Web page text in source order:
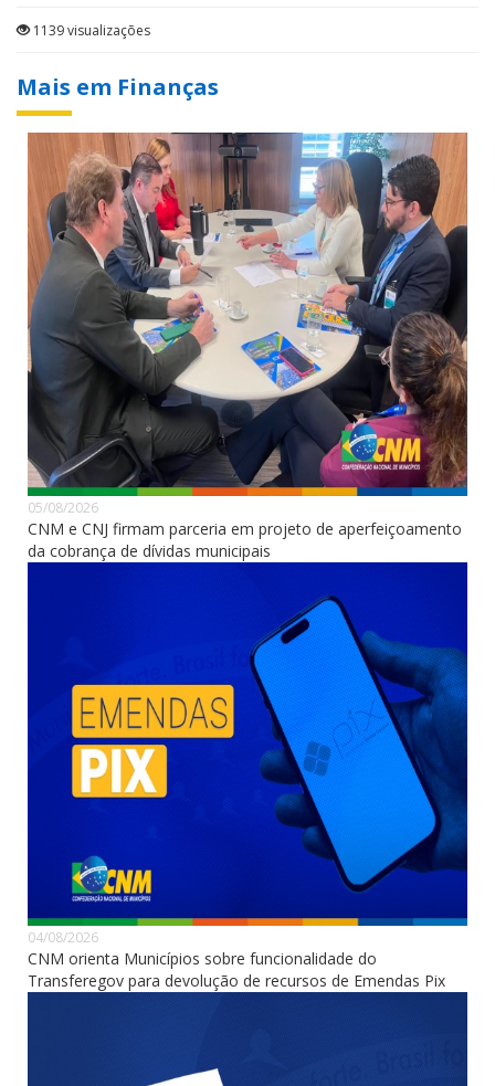
1139 visualizações
Mais em Finanças
05/08/2026
CNM e CNJ firmam parceria em projeto de aperfeiçoamento
da cobrança de dívidas municipais
04/08/2026
CNM orienta Municípios sobre funcionalidade do
Transferegov para devolução de recursos de Emendas Pix